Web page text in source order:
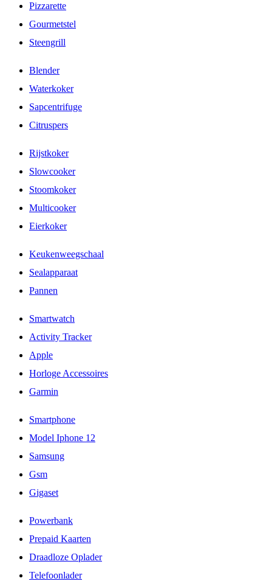
Pizzarette
Gourmetstel
Steengrill
Blender
Waterkoker
Sapcentrifuge
Citruspers
Rijstkoker
Slowcooker
Stoomkoker
Multicooker
Eierkoker
Keukenweegschaal
Sealapparaat
Pannen
Smartwatch
Activity Tracker
Apple
Horloge Accessoires
Garmin
Smartphone
Model Iphone 12
Samsung
Gsm
Gigaset
Powerbank
Prepaid Kaarten
Draadloze Oplader
Telefoonlader